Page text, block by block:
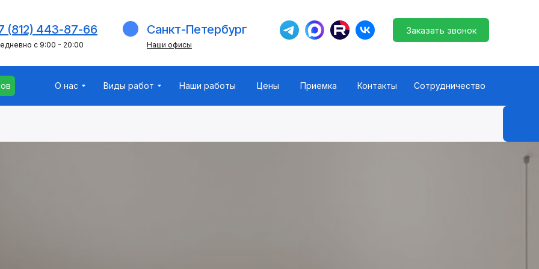
(812) 443-87-66
с 9:00 - 20:00 Наши офисы
Заказать звонок
Санкт-Петербург
Наши работы Цены
О нас Виды работ Сотрудничество
Контакты
Приемка
Виды работ Сотрудничество
Контакты
Приемка Заказать звонок